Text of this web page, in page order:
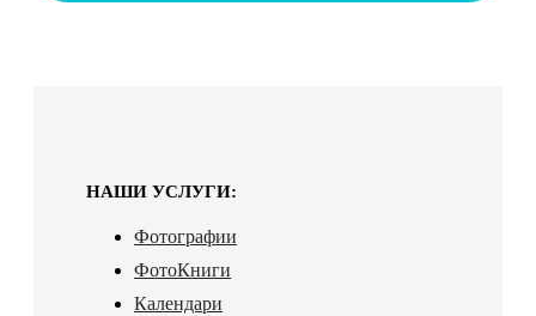
НАШИ УСЛУГИ:
Фотографии
ФотоКниги
Календари